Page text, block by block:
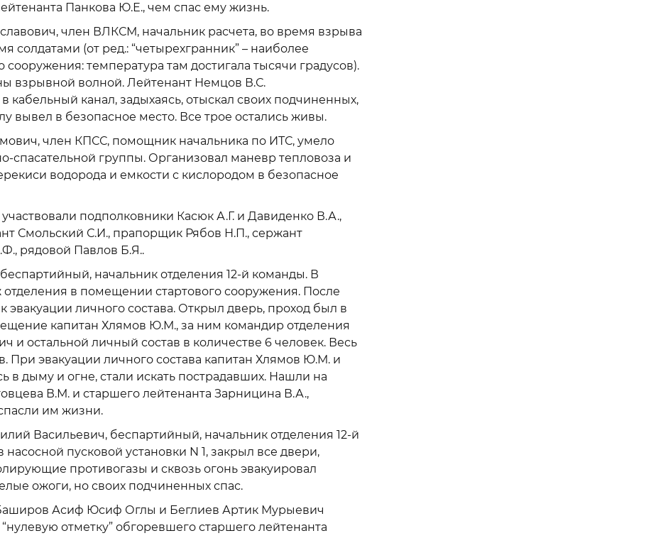
Панкова Ю.Е., чем спас ему жизнь.
член ВЛКСМ, начальник расчета, во время взрыва
солдатами (от ред.: “четырехгранник” – наиболее
температура там достигала тысячи градусов).
взрывной волной. Лейтенант Немцов В.С.
кабельный канал, задыхаясь, отыскал своих подчиненных,
вывел в безопасное место. Все трое остались живы.
член КПСС, помощник начальника по ИТС, умело
спасательной группы. Организовал маневр тепловоза и
водорода и емкости с кислородом в безопасное
подполковники Касюк А.Г. и Давиденко В.А.,
Смольский С.И., прапорщик Рябов Н.П., сержант
рядовой Павлов Б.Я..
начальник отделения 12-й команды. В
в помещении стартового сооружения. После
личного состава. Открыл дверь, проход был в
капитан Хлямов Ю.М., за ним командир отделения
и остальной личный состав в количестве 6 человек. Весь
При эвакуации личного состава капитан Хлямов Ю.М. и
в дыму и огне, стали искать пострадавших. Нашли на
В.М. и старшего лейтенанта Зарницина В.А.,
им жизни.
Васильевич, беспартийный, начальник отделения 12-й
пусковой установки N 1, закрыл все двери,
противогазы и сквозь огонь эвакуировал
ожоги, но своих подчиненных спас.
Асиф Юсиф Оглы и Беглиев Артик Мурыевич
отметку” обгоревшего старшего лейтенанта